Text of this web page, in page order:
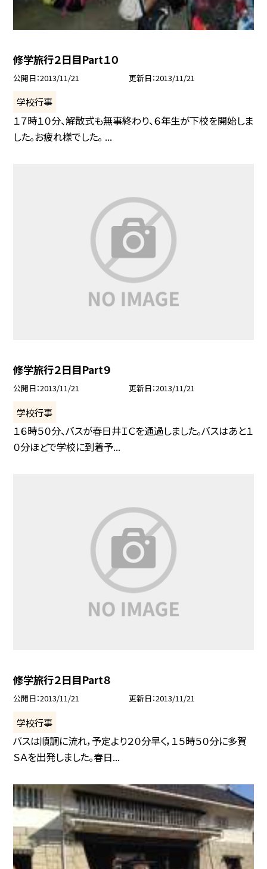
修学旅行２日目Part１０
公開日 2013/11/21 更新日 2013/11/21
学校行事
１７時１０分、解散式も無事終わり、６年生が下校を開始しま
した。お疲れ様でした。 ...
修学旅行２日目Part９
公開日 2013/11/21 更新日 2013/11/21
学校行事
１６時５０分、バスが春日井ＩＣを通過しました。バスはあと１
０分ほどで学校に到着予...
修学旅行２日目Part８
公開日 2013/11/21 更新日 2013/11/21
学校行事
バスは順調に流れ，予定より２０分早く，１５時５０分に多賀
ＳＡを出発しました。春日...